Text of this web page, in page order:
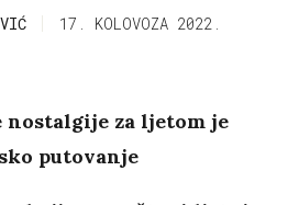
17. KOLOVOZA 2022.
nostalgije za ljetom je
putovanje